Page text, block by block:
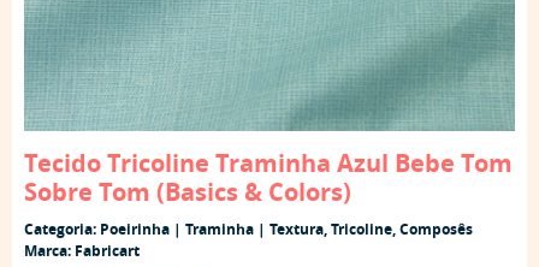
Tecido Tricoline Traminha Azul Bebe Tom
Sobre Tom (Basics & Colors)
Categoria: Poeirinha | Traminha | Textura,Tricoline,Composês
Marca: Fabricart